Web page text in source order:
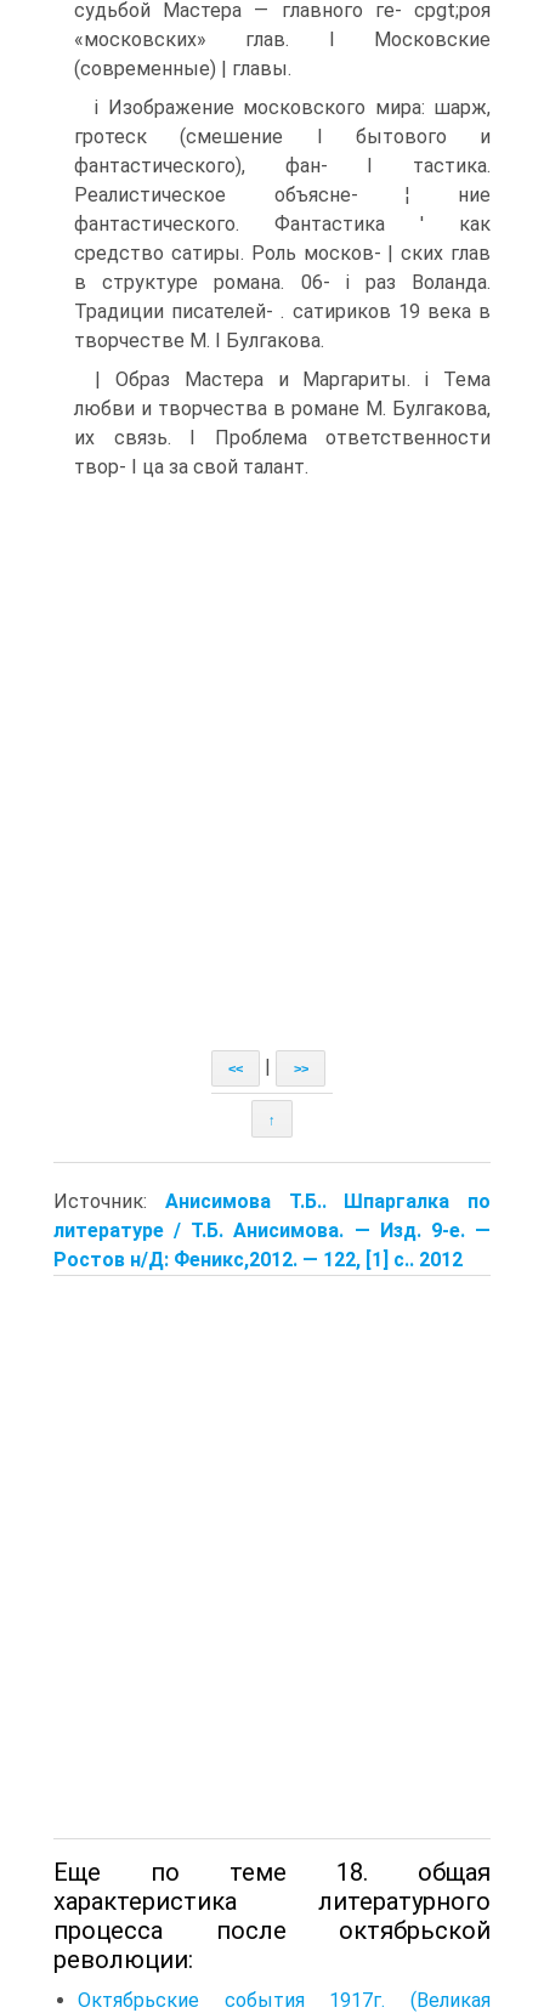
судьбой Мастера — главного ге- срgt;роя
«московских» глав. I Московские
(современные) | главы.
і Изображение московского мира: шарж,
гротеск (смешение I бытового и
фантастического), фан- I тастика.
Реалистическое объясне- ¦ ние
фантастического. Фантастика ' как
средство сатиры. Роль москов- | ских глав
в структуре романа. 06- i раз Воланда.
Традиции писателей- . сатириков 19 века в
творчестве М. I Булгакова.
| Образ Мастера и Маргариты. і Тема
любви и творчества в романе М. Булгакова,
их связь. I Проблема ответственности
твор- I ца за свой талант.
<< >>
↑
Источник: Анисимова Т.Б.. Шпаргалка по
литературе / Т.Б. Анисимова. — Изд. 9-е. —
Ростов н/Д: Феникс,2012. — 122, [1] с.. 2012
Еще по теме 18. общая
характеристика литературного
процесса после октябрьской
революции:
Октябрьские события 1917г. (Великая